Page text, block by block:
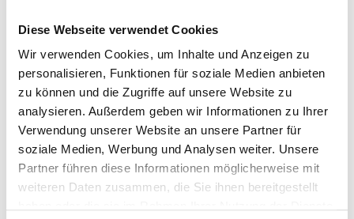
Diese Webseite verwendet Cookies
Wir verwenden Cookies, um Inhalte und Anzeigen zu
personalisieren, Funktionen für soziale Medien anbieten
zu können und die Zugriffe auf unsere Website zu
analysieren. Außerdem geben wir Informationen zu Ihrer
Verwendung unserer Website an unsere Partner für
soziale Medien, Werbung und Analysen weiter. Unsere
Partner führen diese Informationen möglicherweise mit
weiteren Daten zusammen, die Sie ihnen bereitgestellt
Produktdetails
ÄHNLICHE PRODUKTE